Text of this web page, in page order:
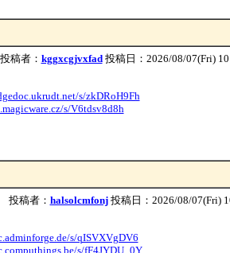
者： kggxcgjvxfad投稿日：2026/08/07(Fri)
s/zkDRoH9Fh
s/V6tdsv8d8h
稿者： halsolcmfonj投稿日：2026/08/07(Fri)
s/qISVXVgDV6
s/fF4JYDU_0Y